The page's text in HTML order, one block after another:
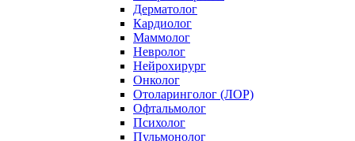
Дерматолог
Кардиолог
Маммолог
Невролог
Нейрохирург
Онколог
Отоларинголог (ЛОР)
Офтальмолог
Психолог
Пульмонолог